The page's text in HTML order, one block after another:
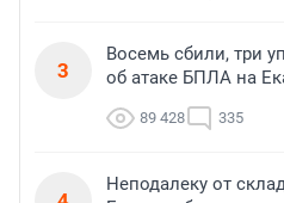
3
Восемь сбили, три
об атаке БПЛА на
89 428 335
Неподалеку от